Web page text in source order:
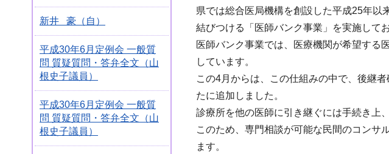
新井 豪（自）
平成30年6月定例会 一般質
問 質疑質問・答弁全文（山
根史子議員）
平成30年6月定例会 一般質
問 質疑質問・答弁全文（山
根史子議員）
県では総合医局機構を創設した平成25年以
結びつける「医師バンク事業」を実施してお
医師バンク事業では、医療機関が希望する
しています。
この4月からは、この仕組みの中で、後継
たに追加しました。
診療所を他の医師に引き継ぐには手続き上
このため、専門相談が可能な民間のコンサ
ます。